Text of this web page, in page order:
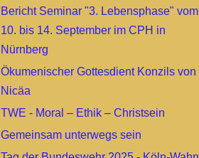
Bericht Seminar "3. Lebensphase" vom
10. bis 14. September im CPH in
Nürnberg
Ökumenischer Gottesdient Konzils von
Nicäa
TWE - Moral – Ethik – Christsein
Gemeinsam unterwegs sein